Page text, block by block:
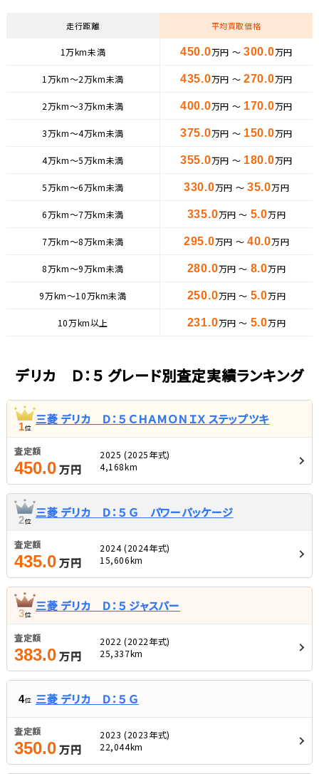
走行距離 平均買取価格
1万km未満 450.0万円 ～ 300.0万円
1万km〜2万km未満 435.0万円 ～ 270.0万円
2万km〜3万km未満 400.0万円 ～ 170.0万円
3万km〜4万km未満 375.0万円 ～ 150.0万円
4万km〜5万km未満 355.0万円 ～ 180.0万円
5万km〜6万km未満 330.0万円 ～ 35.0万円
6万km〜7万km未満 335.0万円 ～ 5.0万円
7万km〜8万km未満 295.0万円 ～ 40.0万円
8万km〜9万km未満 280.0万円 ～ 8.0万円
9万km〜10万km未満 250.0万円 ～ 5.0万円
10万km以上 231.0万円 ～ 5.0万円
デリカ Ｄ：５ グレード別査定実績ランキング
1位
三菱 デリカ Ｄ：５ ＣＨＡＭＯＮＩＸ ステップツキ
査定額
450.0万円
2025 (2025年式)
4,168km
2位
三菱 デリカ Ｄ：５ Ｇ パワーパッケージ
査定額
435.0万円
2024 (2024年式)
15,606km
3位
三菱 デリカ Ｄ：５ ジャスパー
査定額
383.0万円
2022 (2022年式)
25,337km
4位 三菱 デリカ Ｄ：５ Ｇ
査定額
350.0万円
2023 (2023年式)
22,044km